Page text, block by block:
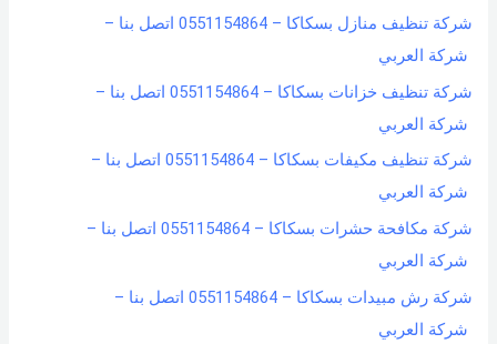
شركة تنظيف منازل بسكاكا – 0551154864 اتصل بنا –
شركة العربي
شركة تنظيف خزانات بسكاكا – 0551154864 اتصل بنا –
شركة العربي
شركة تنظيف مكيفات بسكاكا – 0551154864 اتصل بنا –
شركة العربي
شركة مكافحة حشرات بسكاكا – 0551154864 اتصل بنا –
شركة العربي
شركة رش مبيدات بسكاكا – 0551154864 اتصل بنا –
شركة العربي